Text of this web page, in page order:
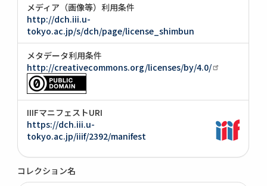
メディア（画像等）利用条件
http://dch.iii.u-
tokyo.ac.jp/s/dch/page/license_shimbun
メタデータ利用条件
http://creativecommons.org/licenses/by/4.0/
IIIFマニフェストURI
https://dch.iii.u-
tokyo.ac.jp/iiif/2392/manifest
コレクション名